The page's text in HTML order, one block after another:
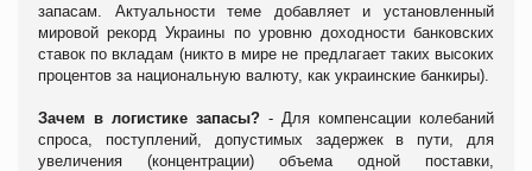
запасам.
Актуальности теме добавляет и установленный
мировой рекорд Украины по уровню доходности банковских
ставок по вкладам (никто в мире не предлагает таких высоких
процентов за национальную валюту, как украинские банкиры).
Зачем в логистике запасы? - Для компенсации колебаний
спроса, поступлений, допустимых задержек в пути, для
увеличения (концентрации) объема одной поставки,